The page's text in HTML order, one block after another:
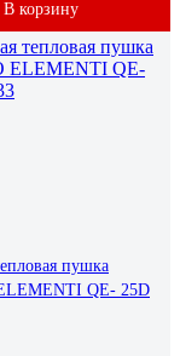
В корзину
пушка
QE- 25D